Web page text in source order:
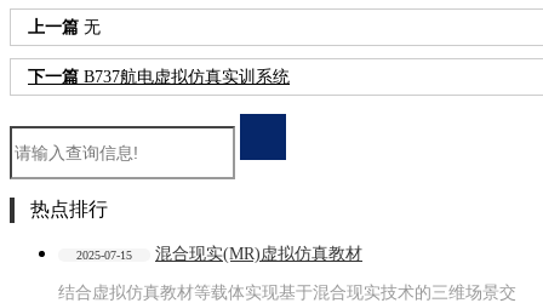
上一篇 无
下一篇 B737航电虚拟仿真实训系统
热点排行
2025-07-15 混合现实(MR)虚拟仿真教材
结合虚拟仿真教材等载体实现基于混合现实技术的三维场景交